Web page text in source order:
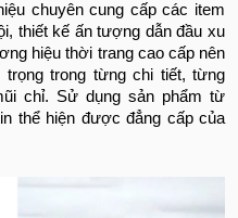
chuyên cung cấp các item
thiết kế ấn tượng dẫn đầu xu
hiệu thời trang cao cấp nên
trong từng chi tiết, từng
chỉ. Sử dụng sản phẩm từ
thể hiện được đẳng cấp của